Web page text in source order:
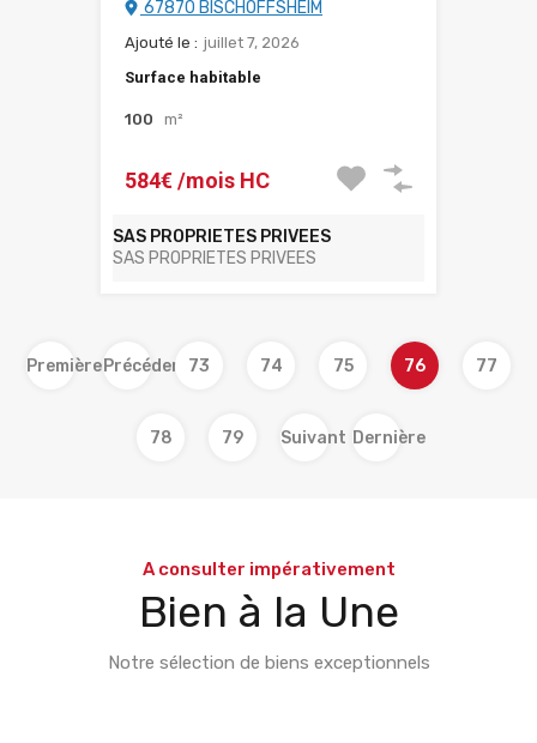
67870 BISCHOFFSHEIM
Ajouté le : juillet 7, 2026
Surface habitable
100 m²
584€ /mois HC
SAS PROPRIETES PRIVEES
SAS PROPRIETES PRIVEES
Première Précédent73 74 75 76 77
78 79 Suivant Dernière
A consulter impérativement
Bien à la Une
Notre sélection de biens exceptionnels